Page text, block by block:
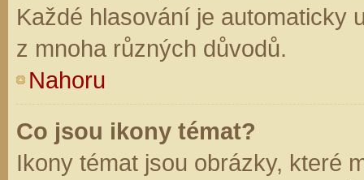
Každé hlasování je automaticky
z mnoha různých důvodů.
Nahoru
Co jsou ikony témat?
Ikony témat jsou obrázky, které